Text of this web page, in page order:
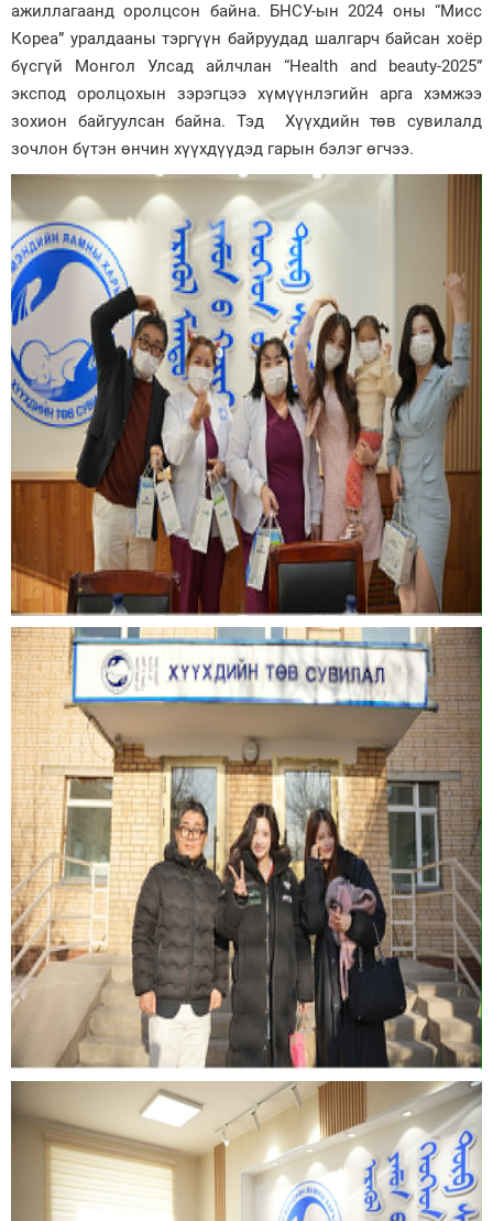
ажиллагаанд оролцсон байна. БНСУ-ын 2024 оны “Мисс
Кореа” уралдааны тэргүүн байруудад шалгарч байсан хоёр
бүсгүй Монгол Улсад айлчлан “Health and beauty-2025”
экспод оролцохын зэрэгцээ хүмүүнлэгийн арга хэмжээ
зохион байгуулсан байна. Тэд Хүүхдийн төв сувилалд
зочлон бүтэн өнчин хүүхдүүдэд гарын бэлэг өгчээ.